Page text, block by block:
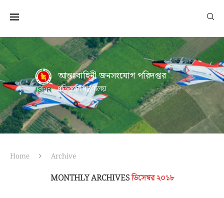
আন্তঃবাহিনী জনসংযোগ পরিদপ্তর
প্রতিরক্ষা মন্ত্রণালয়
Home Archive
MONTHLY ARCHIVESডিসেম্বর ২০১৮